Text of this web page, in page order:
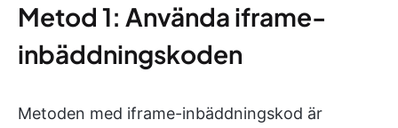
Metod 1: Använda iframe-
inbäddningskoden
Metoden med iframe-inbäddningskod är